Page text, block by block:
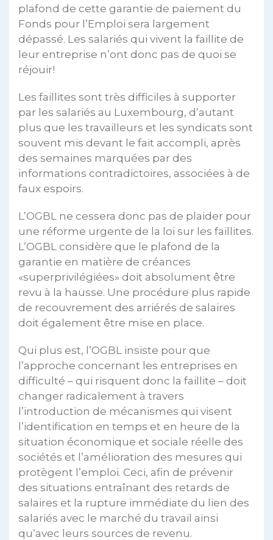
plafond de cette garantie de paiement du
Fonds pour l’Emploi sera largement
dépassé. Les salariés qui vivent la faillite de
leur entreprise n’ont donc pas de quoi se
réjouir!
Les faillites sont très difficiles à supporter
par les salariés au Luxembourg, d’autant
plus que les travailleurs et les syndicats sont
souvent mis devant le fait accompli, après
des semaines marquées par des
informations contradictoires, associées à de
faux espoirs.
L’OGBL ne cessera donc pas de plaider pour
une réforme urgente de la loi sur les faillites.
L’OGBL considère que le plafond de la
garantie en matière de créances
«superprivilégiées» doit absolument être
revu à la hausse. Une procédure plus rapide
de recouvrement des arriérés de salaires
doit également être mise en place.
Qui plus est, l’OGBL insiste pour que
l’approche concernant les entreprises en
difficulté – qui risquent donc la faillite – doit
changer radicalement à travers
l’introduction de mécanismes qui visent
l’identification en temps et en heure de la
situation économique et sociale réelle des
sociétés et l’amélioration des mesures qui
protègent l’emploi. Ceci, afin de prévenir
des situations entraînant des retards de
salaires et la rupture immédiate du lien des
salariés avec le marché du travail ainsi
qu’avec leurs sources de revenu.